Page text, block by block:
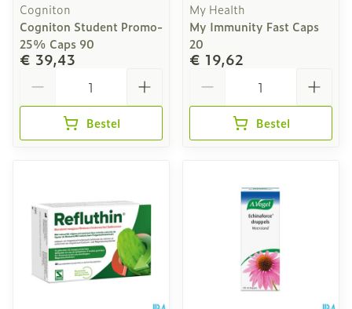
Cogniton
Cogniton Student Promo-
25% Caps 90
€ 39,43
Bestel
My Health
My Immunity Fast Caps
20
€ 19,62
Bestel